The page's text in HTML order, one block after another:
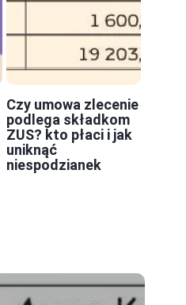
Czy umowa zlecenie
podlega składkom
ZUS? kto płaci i jak
uniknąć
niespodzianek